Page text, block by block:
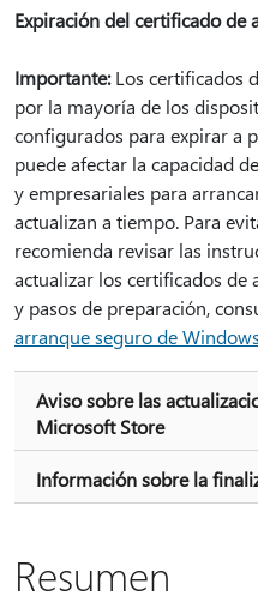
Expiración del certificado
Importante:Los certificados
por la mayoría de los
configurados para expirar a
puede afectar la capacidad
y empresariales para
actualizan a tiempo. Para
recomienda revisar las
actualizar los certificados de
y pasos de preparación,
arranque seguro de
Aviso sobre las
Microsoft Store
Información sobre la
Resumen